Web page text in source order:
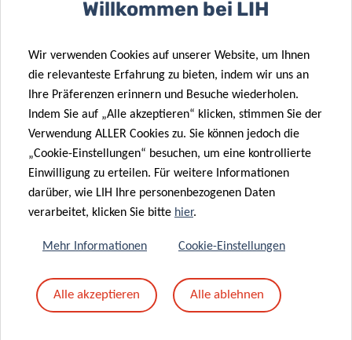
Gesundheitstechnologien für Start-ups
15h00 – 18h00 – Prof. Dr Rejko Krüger/ Dr Joëlle Fritz
Von der translationalen Medizin zur Präzisionsprävention
von neurodegenerativen Krankheiten
Zentralen FNL Stand
16h00 – 17h00 – Prof. Dr med Jochen Kluchen
Digitale Innovationen: Chancen für Patienten un Fachkräfte
im Gesundheitswesen
17h00 – 17h30 – Prof. Dr med Jochen Kluchen
Panel
Willkommen bei LIH
Wir verwenden Cookies auf unserer Website, um Ihnen
die relevanteste Erfahrung zu bieten, indem wir uns an
Ihre Präferenzen erinnern und Besuche wiederholen.
Indem Sie auf „Alle akzeptieren“ klicken, stimmen Sie der
Verwendung ALLER Cookies zu. Sie können jedoch die
„Cookie-Einstellungen“ besuchen, um eine kontrollierte
Einwilligung zu erteilen. Für weitere Informationen
darüber, wie LIH Ihre personenbezogenen Daten
verarbeitet, klicken Sie bitte hier.
Mehr Informationen Cookie-Einstellungen
Alle akzeptieren Alle ablehnen